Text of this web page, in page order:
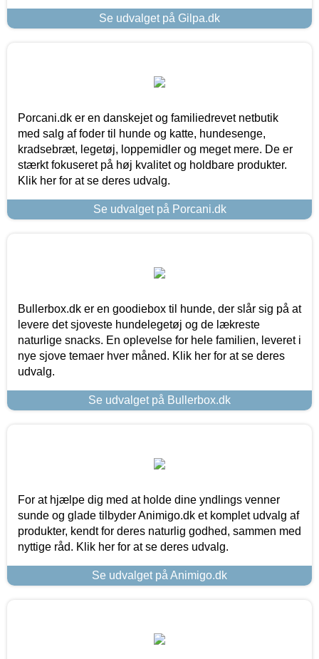
Se udvalget på Gilpa.dk
Porcani.dk er en danskejet og familiedrevet netbutik
med salg af foder til hunde og katte, hundesenge,
kradsebræt, legetøj, loppemidler og meget mere. De er
stærkt fokuseret på høj kvalitet og holdbare produkter.
Klik her for at se deres udvalg.
Se udvalget på Porcani.dk
Bullerbox.dk er en goodiebox til hunde, der slår sig på at
levere det sjoveste hundelegetøj og de lækreste
naturlige snacks. En oplevelse for hele familien, leveret i
nye sjove temaer hver måned. Klik her for at se deres
udvalg.
Se udvalget på Bullerbox.dk
For at hjælpe dig med at holde dine yndlings venner
sunde og glade tilbyder Animigo.dk et komplet udvalg af
produkter, kendt for deres naturlig godhed, sammen med
nyttige råd. Klik her for at se deres udvalg.
Se udvalget på Animigo.dk